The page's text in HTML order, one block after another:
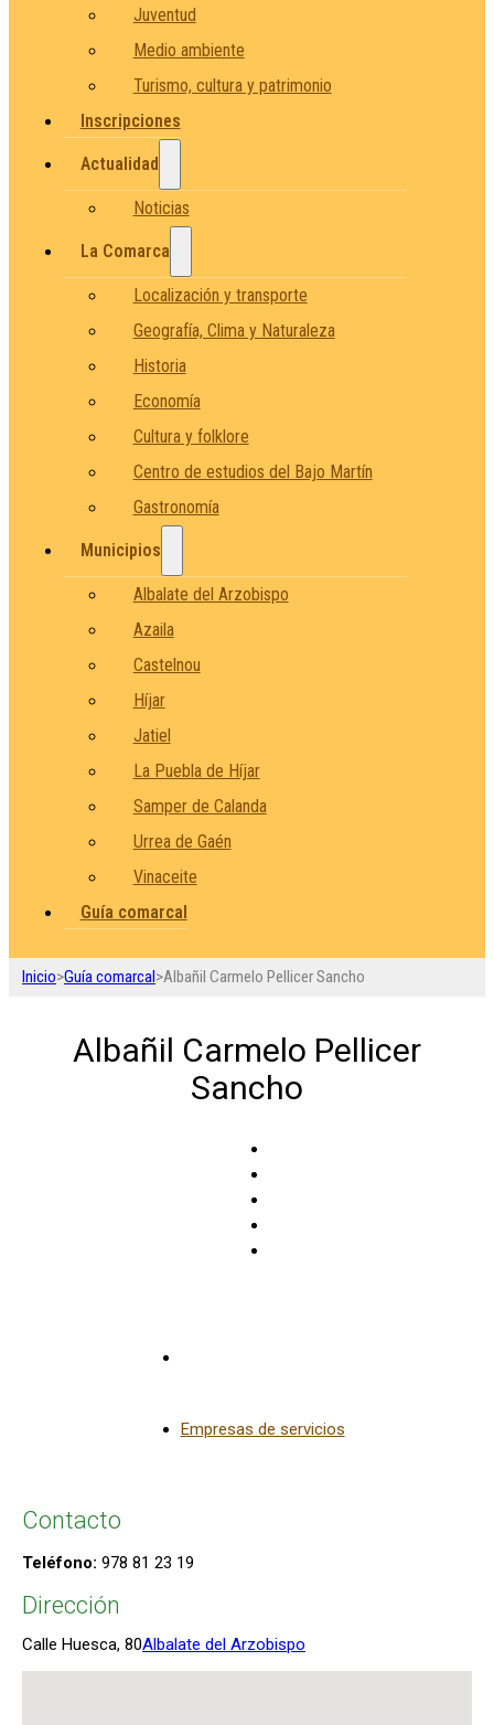
Juventud
Medio ambiente
Turismo, cultura y patrimonio
Inscripciones
Actualidad
Noticias
La Comarca
Localización y transporte
Geografía, Clima y Naturaleza
Historia
Economía
Cultura y folklore
Centro de estudios del Bajo Martín
Gastronomía
Municipios
Albalate del Arzobispo
Azaila
Castelnou
Híjar
Jatiel
La Puebla de Híjar
Samper de Calanda
Urrea de Gaén
Vinaceite
Guía comarcal
Inicio>Guía comarcal>Albañil Carmelo Pellicer Sancho
Albañil Carmelo Pellicer
Sancho
Empresas de servicios
Contacto
Teléfono: 978 81 23 19
Dirección
Calle Huesca, 80Albalate del Arzobispo